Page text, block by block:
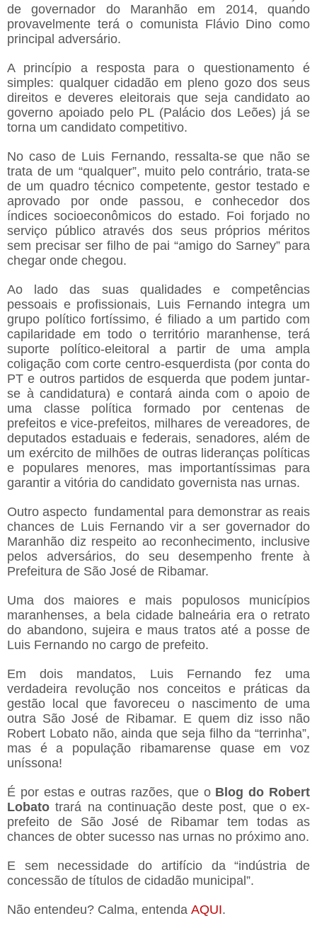
de governador do Maranhão em 2014, quando
provavelmente terá o comunista Flávio Dino como
principal adversário.
A princípio a resposta para o questionamento é
simples: qualquer cidadão em pleno gozo dos seus
direitos e deveres eleitorais que seja candidato ao
governo apoiado pelo PL (Palácio dos Leões) já se
torna um candidato competitivo.
No caso de Luis Fernando, ressalta-se que não se
trata de um “qualquer”, muito pelo contrário, trata-se
de um quadro técnico competente, gestor testado e
aprovado por onde passou, e conhecedor dos
índices socioeconômicos do estado. Foi forjado no
serviço público através dos seus próprios méritos
sem precisar ser filho de pai “amigo do Sarney” para
chegar onde chegou.
Ao lado das suas qualidades e competências
pessoais e profissionais, Luis Fernando integra um
grupo político fortíssimo, é filiado a um partido com
capilaridade em todo o território maranhense, terá
suporte político-eleitoral a partir de uma ampla
coligação com corte centro-esquerdista (por conta do
PT e outros partidos de esquerda que podem juntar-
se à candidatura) e contará ainda com o apoio de
uma classe política formado por centenas de
prefeitos e vice-prefeitos, milhares de vereadores, de
deputados estaduais e federais, senadores, além de
um exército de milhões de outras lideranças políticas
e populares menores, mas importantíssimas para
garantir a vitória do candidato governista nas urnas.
Outro aspecto fundamental para demonstrar as reais
chances de Luis Fernando vir a ser governador do
Maranhão diz respeito ao reconhecimento, inclusive
pelos adversários, do seu desempenho frente à
Prefeitura de São José de Ribamar.
Uma dos maiores e mais populosos municípios
maranhenses, a bela cidade balneária era o retrato
do abandono, sujeira e maus tratos até a posse de
Luis Fernando no cargo de prefeito.
Em dois mandatos, Luis Fernando fez uma
verdadeira revolução nos conceitos e práticas da
gestão local que favoreceu o nascimento de uma
outra São José de Ribamar. E quem diz isso não
Robert Lobato não, ainda que seja filho da “terrinha”,
mas é a população ribamarense quase em voz
uníssona!
É por estas e outras razões, que o Blog do Robert
Lobato trará na continuação deste post, que o ex-
prefeito de São José de Ribamar tem todas as
chances de obter sucesso nas urnas no próximo ano.
E sem necessidade do artifício da “indústria de
concessão de títulos de cidadão municipal”.
Não entendeu? Calma, entenda AQUI.